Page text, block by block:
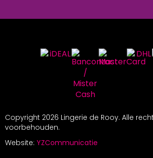
Copyright 2026 Lingerie de Rooy. Alle
voorbehouden.
Website: YZCommunicatie